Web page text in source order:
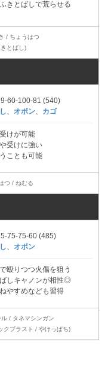
きとばしで荒らせる
/ ちょうはつ
とばし)
60-100-81 (540)
オボン カゴ
けが可能
受けに強い
ことも可能
つ / ねむる
75-75-60 (485)
オボン
殴りつつ火傷を狙う
ばしキャノンが相性◎
やすめなども習得
/ タネマシンガン
クブラスト / やけっぱち)